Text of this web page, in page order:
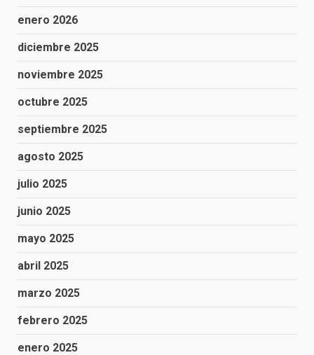
enero 2026
diciembre 2025
noviembre 2025
octubre 2025
septiembre 2025
agosto 2025
julio 2025
junio 2025
mayo 2025
abril 2025
marzo 2025
febrero 2025
enero 2025